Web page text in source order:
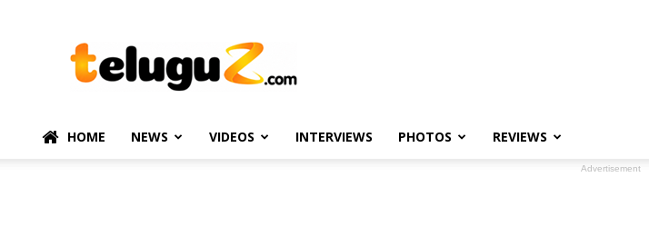
–
Telugu
Political
HOME NEWS VIDEOS INTERVIEWS PHOTOS REVIEWS
Advertisement